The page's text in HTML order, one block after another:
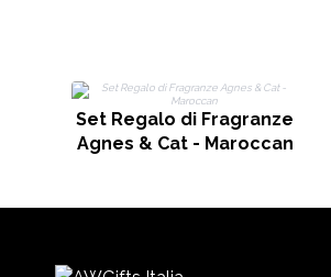
Set Regalo di Fragranze
Agnes & Cat - Maroccan